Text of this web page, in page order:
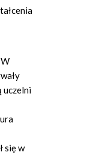
uczelni
się w